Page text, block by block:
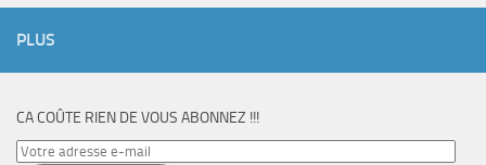
PLUS
CA COÛTE RIEN DE VOUS ABONNEZ !!!
Votre